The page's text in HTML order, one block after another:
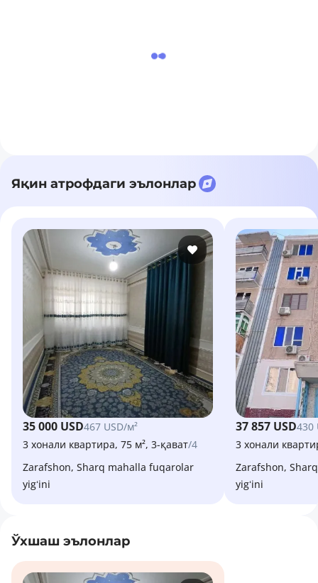
Яқин атрофдаги эълонлар
35 000 USD467 USD/м²
3 хонали квартира, 75 м², 3-қават/4
Zarafshon, Sharq mahalla fuqarolar
yigʻini
37 857 USD430
3 хонали
Zarafshon, Sharq mahalla fuqarolar
yigʻini
Ўхшаш эълонлар